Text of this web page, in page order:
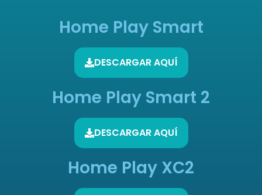
Home Play Smart
DESCARGAR AQUÍ
Home Play Smart 2
DESCARGAR AQUÍ
Home Play XC2